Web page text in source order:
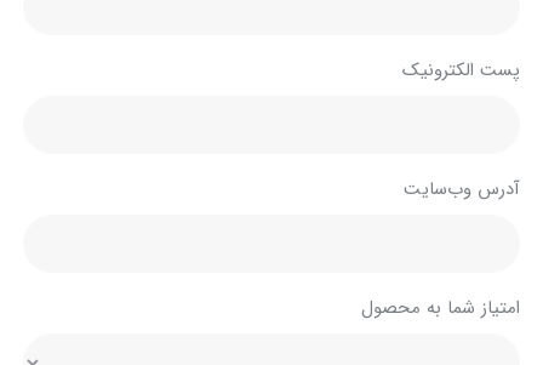
پست الکترونیک
آدرس وب‌سایت
امتیاز شما به محصول